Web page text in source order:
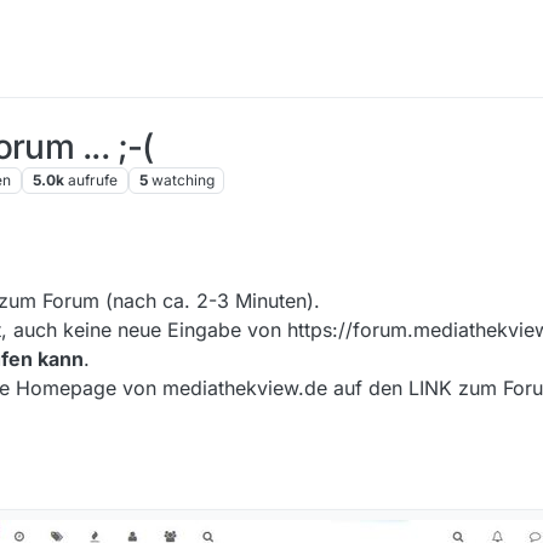
... ;-(
5.0k aufrufe 5 watching
11:09
Forum (nach ca. 2-3 Minuten).
auch keine neue Eingabe von https://
kann.
Homepage von mediathekview.de auf den LINK zum